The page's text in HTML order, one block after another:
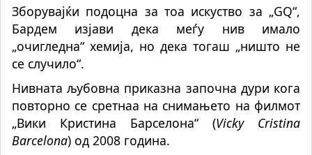
Зборувајќи подоцна за тоа искуство за „GQ“,
Бардем изјави дека меѓу нив имало
„очигледна“ хемија, но дека тогаш „ништо не
се случило“.
Нивната љубовна приказна започна дури кога
повторно се сретнаа на снимањето на филмот
„Вики Кристина Барселона“ (Vicky Cristina
Barcelona) од 2008 година.